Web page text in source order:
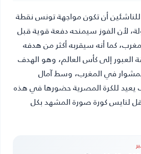
أن تكون مواجهة تونس نقطة
لأن الفوز سيمنحه دفعة قوية قبل
كما أنه سيقربه أكثر من هدفه
العبور إلى كأس العالم، وهو الهدف
في المغرب، وسط آمال
للكرة المصرية حضورها في هذه
لنايس كورة صورة المشهد بكل